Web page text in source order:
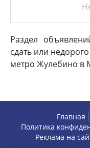
Раздел
сдать или
метро Жулебино в
Главная
Политика
Реклама на